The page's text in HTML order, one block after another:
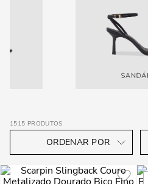
1515 PRODUTOS